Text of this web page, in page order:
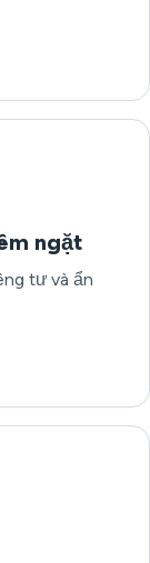
ngặt
tư và ẩn